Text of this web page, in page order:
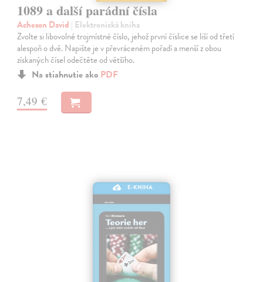
1089 a další parádní čísla
Acheson David | Elektronická kniha
Zvolte si libovolné trojmístné číslo, jehož první číslice se liší od třetí
alespoň o dvě. Napište je v převráceném pořadí a menší z obou
získaných čísel odečtěte od většího.
Na stiahnutie ako PDF
7,49 €
E-KNIHA